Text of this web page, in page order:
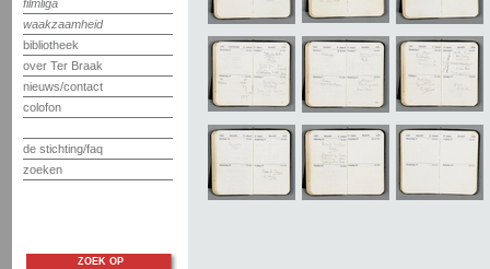
filmliga
waakzaamheid
bibliotheek
over Ter Braak
nieuws/contact
colofon
de stichting/faq
zoeken
ZOEK OP